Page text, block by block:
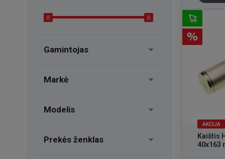
Gamintojas
Markė
Modelis
Prekės ženklas
AKCIJA
Kaištis
40x163